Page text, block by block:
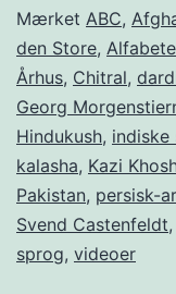
Mærket ABC,
den Store,
Århus, Chitral,
Georg
Hindukush, indiske
kalasha, Kazi
Pakistan, persisk-
Svend Castenfeldt,
sprog, videoer